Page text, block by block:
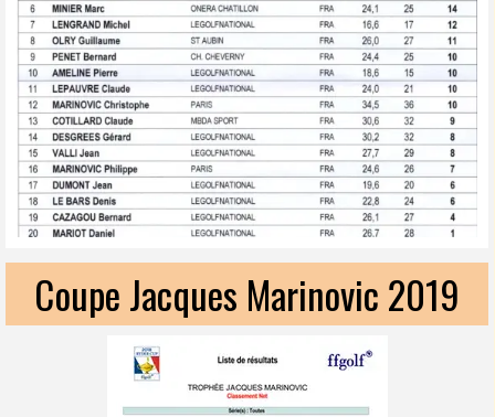
Coupe Jacques Marinovic 2019